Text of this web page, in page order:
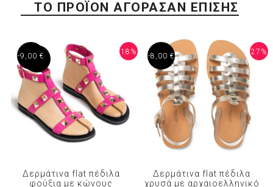
ΤΟ ΠΡΟΪΌΝ ΑΓΌΡΑΣΑΝ ΕΠΊΣΗΣ
NEW
18%
-9,00 €
Δερμάτινα flat πέδιλα
φούξια με κώνους
27%
-8,00 €
Δερμάτινα flat πέδιλα
χρυσά με αρχαιοελληνικό